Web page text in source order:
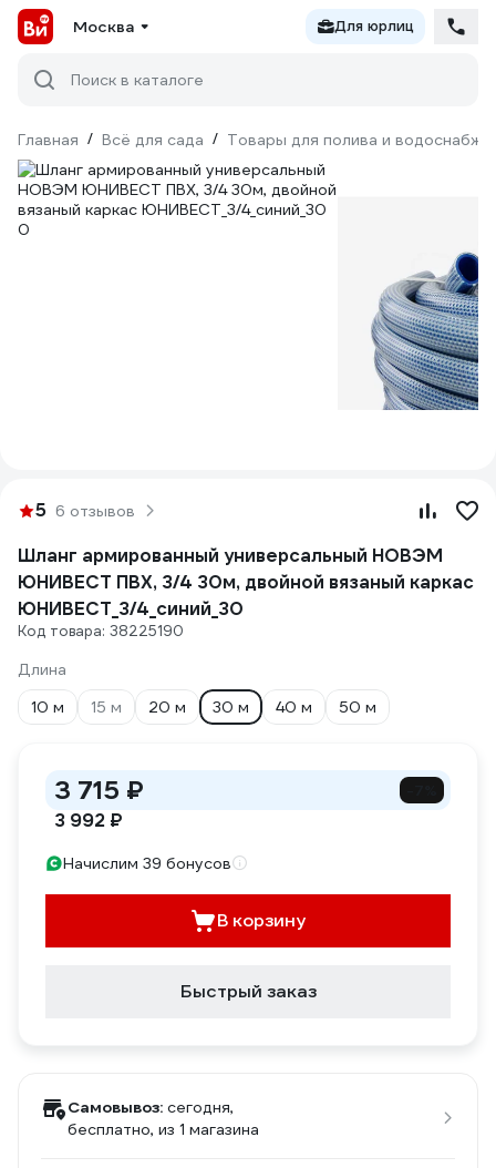
Москва Для юрлиц
Поиск в каталоге
Главная / Всё для сада / Товары для полива и
5 6 отзывов
Шланг армированный универсальный НОВЭМ
ЮНИВЕСТ ПВХ, 3/4 30м, двойной вязаный каркас
ЮНИВЕСТ_3/4_синий_30
Код товара: 38225190
Длина
10 м
15 м 20 м 30 м 40 м 50 м
3 715 ₽
3 992 ₽
Начислим 39 бонусов
В корзину
Быстрый заказ
Самовывоз: сегодня,
бесплатно, из 1 магазина